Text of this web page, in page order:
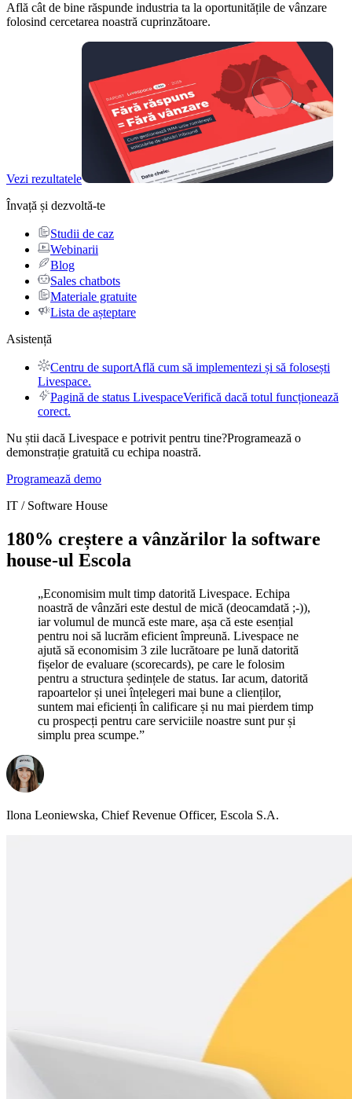
Află cât de bine răspunde industria ta la oportunitățile de vânzare
folosind cercetarea noastră cuprinzătoare.
Vezi rezultatele
Învață și dezvoltă-te
Studii de caz
Webinarii
Blog
Sales chatbots
Materiale gratuite
Lista de așteptare
Asistență
Centru de suportAflă cum să implementezi și să folosești
Livespace.
Pagină de status LivespaceVerifică dacă totul funcționează
corect.
Nu știi dacă Livespace e potrivit pentru tine?Programează o
demonstrație gratuită cu echipa noastră.
Programează demo
IT / Software House
180% creștere a vânzărilor la software
house-ul Escola
„Economisim mult timp datorită Livespace. Echipa
noastră de vânzări este destul de mică (deocamdată ;-)),
iar volumul de muncă este mare, așa că este esențial
pentru noi să lucrăm eficient împreună. Livespace ne
ajută să economisim 3 zile lucrătoare pe lună datorită
fișelor de evaluare (scorecards), pe care le folosim
pentru a structura ședințele de status. Iar acum, datorită
rapoartelor și unei înțelegeri mai bune a clienților,
suntem mai eficienți în calificare și nu mai pierdem timp
cu prospecți pentru care serviciile noastre sunt pur și
simplu prea scumpe.”
Ilona Leoniewska, Chief Revenue Officer, Escola S.A.